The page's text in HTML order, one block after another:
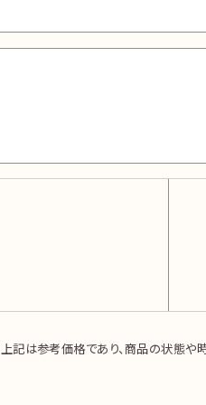
上記は参考価格であり、商品の状態や